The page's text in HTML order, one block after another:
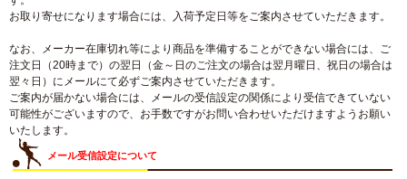
お取り寄せになります場合には、入荷予定日等をご案内させていただきます。
なお、メーカー在庫切れ等により商品を準備することができない場合には、ご
注文日（20時まで）の翌日（金～日のご注文の場合は翌月曜日、祝日の場合は
翌々日）にメールにて必ずご案内させていただきます。
ご案内が届かない場合には、メールの受信設定の関係により受信できていない
可能性がございますので、お手数ですがお問い合わせいただけますようお願い
いたします。
メール受信設定について